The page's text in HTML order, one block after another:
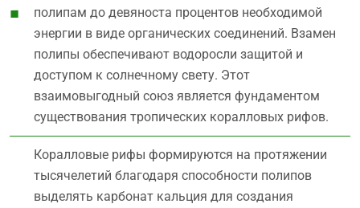
полипам до девяноста процентов необходимой
энергии в виде органических соединений. Взамен
полипы обеспечивают водоросли защитой и
доступом к солнечному свету. Этот
взаимовыгодный союз является фундаментом
существования тропических коралловых рифов.
Коралловые рифы формируются на протяжении
тысячелетий благодаря способности полипов
выделять карбонат кальция для создания